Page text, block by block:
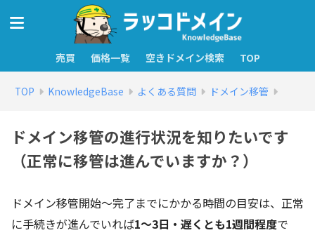
売買 価格一覧 空きドメイン検索 TOP
TOP KnowledgeBase よくある質問 ドメイン移管
ドメイン移管の進行状況を知りたいです
（正常に移管は進んでいますか？）
ドメイン移管開始～完了までにかかる時間の目安は、正常
に手続きが進んでいれば1～3日・遅くとも1週間程度で